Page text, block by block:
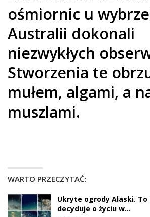
ośmiornic u
Australii dokonali
niezwykłych
Stworzenia te
mułem, algami, a
muszlami.
WARTO PRZECZYTAĆ:
Ukryte ogrody Alaski. To
decyduje o życiu w…